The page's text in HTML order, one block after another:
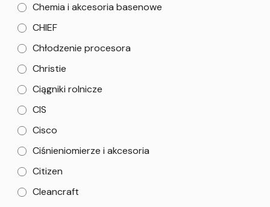
Chemia i akcesoria basenowe
CHIEF
Chłodzenie procesora
Christie
Ciągniki rolnicze
CIS
Cisco
Ciśnieniomierze i akcesoria
Citizen
Cleancraft